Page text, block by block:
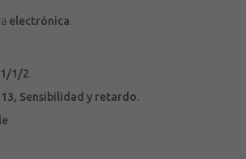
electrónica.
1/2.
Sensibilidad y retardo.